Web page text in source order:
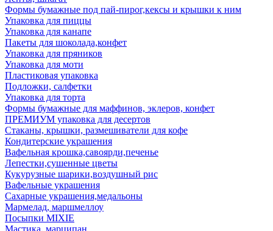
Формы бумажные под пай-пирог,кексы и крышки к ним
Упаковка для пиццы
Упаковка для канапе
Пакеты для шоколада,конфет
Упаковка для пряников
Упаковка для моти
Пластиковая упаковка
Подложки, салфетки
Упаковка для торта
Формы бумажные для маффинов, эклеров, конфет
ПРЕМИУМ упаковка для десертов
Стаканы, крышки, размешиватели для кофе
Кондитерские украшения
Вафельная крошка,савоярди,печенье
Лепестки,сушенные цветы
Кукурузные шарики,воздушный рис
Вафельные украшения
Сахарные украшения,медальоны
Мармелад, маршмеллоу
Посыпки MIXIE
Мастика, марципан